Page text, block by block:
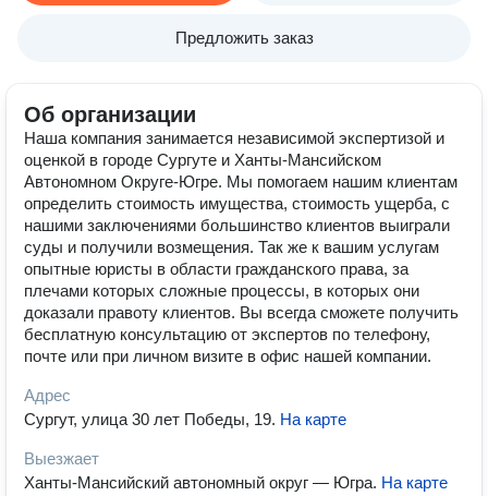
Предложить заказ
Об организации
Наша компания занимается независимой экспертизой и
оценкой в городе Сургуте и Ханты-Мансийском
Автономном Округе-Югре. Мы помогаем нашим клиентам
определить стоимость имущества, стоимость ущерба, с
нашими заключениями большинство клиентов выиграли
суды и получили возмещения. Так же к вашим услугам
опытные юристы в области гражданского права, за
плечами которых сложные процессы, в которых они
доказали правоту клиентов. Вы всегда сможете получить
бесплатную консультацию от экспертов по телефону,
почте или при личном визите в офис нашей компании.
Адрес
Сургут, улица 30 лет Победы, 19. На карте
Выезжает
Ханты-Мансийский автономный округ — Югра. На карте